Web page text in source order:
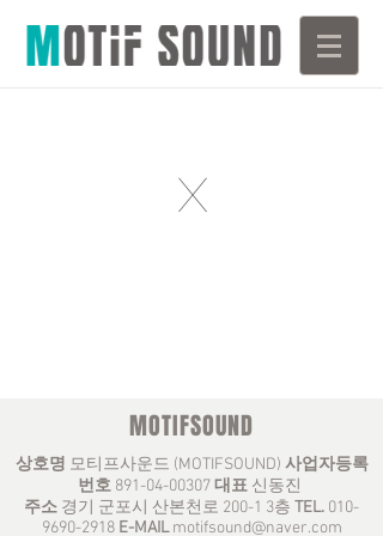
X
MOTIFSOUND
상호명 모티프사운드 (MOTIFSOUND) 사업자등록
번호 891-04-00307대표 신동진
주소 경기 군포시 산본천로 200-1 3층 TEL. 010-
9690-2918 E-MAIL motifsound@naver.com